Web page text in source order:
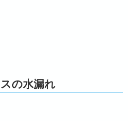
の水漏れ